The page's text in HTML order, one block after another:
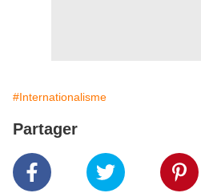
#Internationalisme
Partager